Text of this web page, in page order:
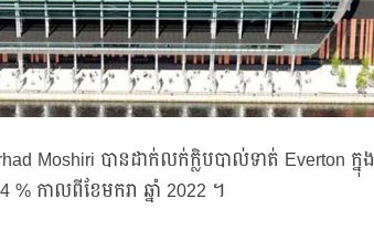
Moshiri បានដាក់លក់ក្លិបបាល់ទាត់ Everton ក្នុង
កាលពីខែមករា ឆ្នាំ 2022 ។